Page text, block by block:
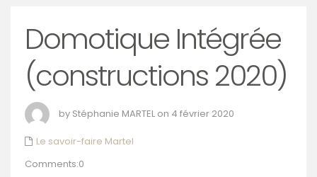
Domotique Intégrée
(constructions 2020)
by Stéphanie MARTEL on 4 février 2020
Le savoir-faire Martel
Comments:0